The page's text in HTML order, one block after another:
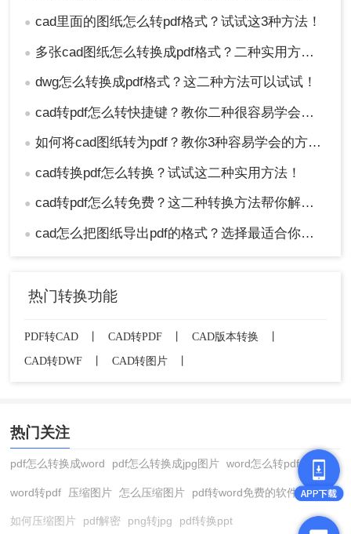
● cad里面的图纸怎么转pdf格式？试试这3种方法！
● 多张cad图纸怎么转换成pdf格式？二种实用方法详解！
● dwg怎么转换成pdf格式？这二种方法可以试试！
● cad转pdf怎么转快捷键？教你二种很容易学会的方法！
● 如何将cad图纸转为pdf？教你3种容易学会的方法!
● cad转换pdf怎么转换？试试这二种实用方法！
● cad转pdf怎么转免费？这二种转换方法帮你解决！
● cad怎么把图纸导出pdf的格式？选择最适合你的高效方法！
热门转换功能
PDF转CAD 丨 CAD转PDF 丨 CAD版本转换
丨
CAD转DWF
丨 CAD转图片 丨
热门关注
pdf怎么转换成word pdf怎么转换成jpg图片 word怎么转pdf
word转pdf 压缩图片 怎么压缩图片 pdf转word免费的软件
如何压缩图片 pdf解密 png转jpg pdf转换ppt